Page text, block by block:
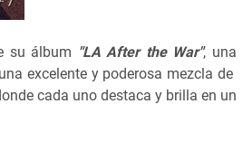
su álbum "LA After the War", una
excelente y poderosa mezcla de
cada uno destaca y brilla en un